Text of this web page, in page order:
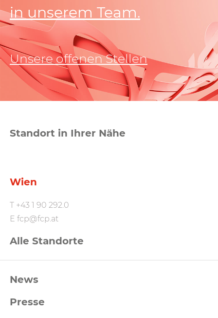
in unserem Team.
Unsere offenen Stellen
Standort in Ihrer Nähe
Wien
T +43 1 90 292.0
E fcp@fcp.at
Alle Standorte
Footernavigation
News
Presse